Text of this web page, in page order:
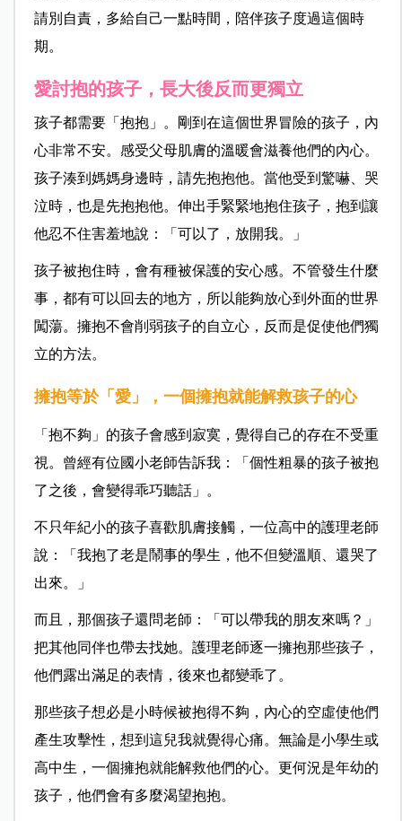
請別自責，多給自己一點時間，陪伴孩子度過這個時
期。
愛討抱的孩子，長大後反而更獨立
孩子都需要「抱抱」。剛到在這個世界冒險的孩子，內
心非常不安。感受父母肌膚的溫暖會滋養他們的內心。
孩子湊到媽媽身邊時，請先抱抱他。當他受到驚嚇、哭
泣時，也是先抱抱他。伸出手緊緊地抱住孩子，抱到讓
他忍不住害羞地說：「可以了，放開我。」
孩子被抱住時，會有種被保護的安心感。不管發生什麼
事，都有可以回去的地方，所以能夠放心到外面的世界
闖蕩。擁抱不會削弱孩子的自立心，反而是促使他們獨
立的方法。
擁抱等於「愛」，一個擁抱就能解救孩子的心
「抱不夠」的孩子會感到寂寞，覺得自己的存在不受重
視。曾經有位國小老師告訴我：「個性粗暴的孩子被抱
了之後，會變得乖巧聽話」。
不只年紀小的孩子喜歡肌膚接觸，一位高中的護理老師
說：「我抱了老是鬧事的學生，他不但變溫順、還哭了
出來。」
而且，那個孩子還問老師：「可以帶我的朋友來嗎？」
把其他同伴也帶去找她。護理老師逐一擁抱那些孩子，
他們露出滿足的表情，後來也都變乖了。
那些孩子想必是小時候被抱得不夠，內心的空虛使他們
產生攻擊性，想到這兒我就覺得心痛。無論是小學生或
高中生，一個擁抱就能解救他們的心。更何況是年幼的
孩子，他們會有多麼渴望抱抱。